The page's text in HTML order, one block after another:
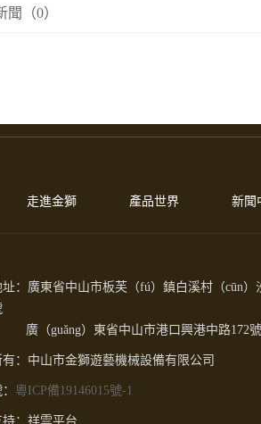
聞（0）
走進金獅 產品世界 新聞
址：廣東省中山市板芙（fú）鎮白溪村（cūn）
）東省中山市港口興港中路172號
有：中山市金獅遊藝機械設備有限公司
粵ICP備19146015號-1
：祥雲平台